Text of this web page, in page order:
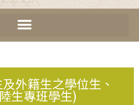
外籍生之學位生、
生專班學生)